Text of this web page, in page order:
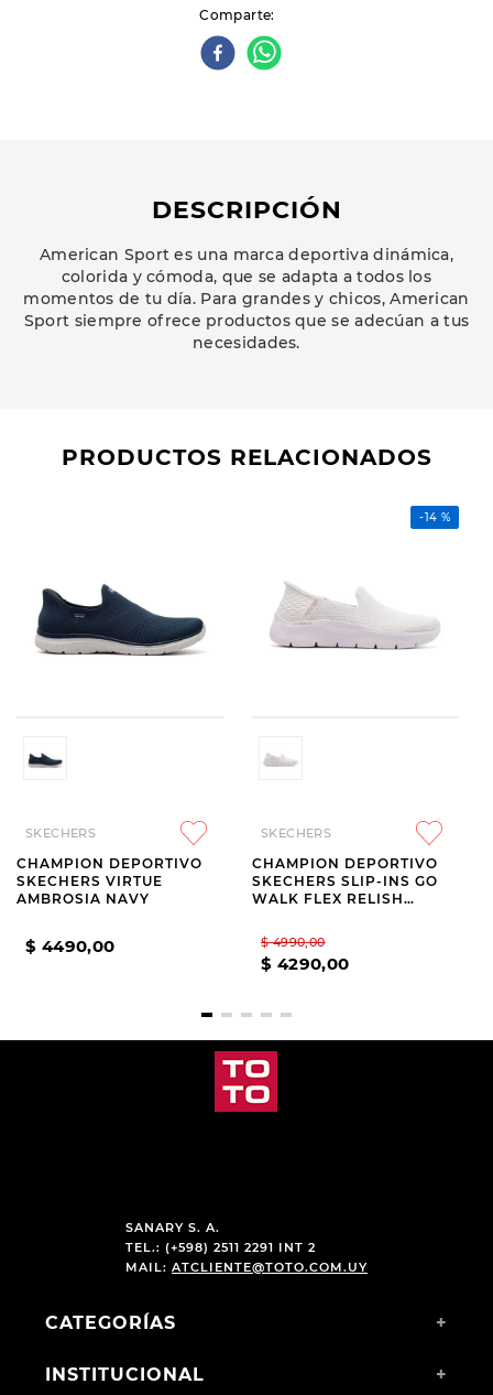
Comparte
DESCRIPCIÓN
American Sport es una marca deportiva dinámica,
colorida y cómoda, que se adapta a todos los
momentos de tu día. Para grandes y chicos, American
Sport siempre ofrece productos que se adecúan a tus
necesidades.
PRODUCTOS RELACIONADOS
SKECHERS
CHAMPION DEPORTIVO
SKECHERS VIRTUE
AMBROSIA NAVY
$ 4490,00
-14 %
SKECHERS
CHAMPION DEPORTIVO
SKECHERS SLIP-INS GO
WALK FLEX RELISH
$ 4990,00
$ 4290,00
SANARY S. A.
TEL.: (+598) 2511 2291 INT 2
MAIL: ATCLIENTE@TOTO.COM.UY
CATEGORÍAS +
INSTITUCIONAL +